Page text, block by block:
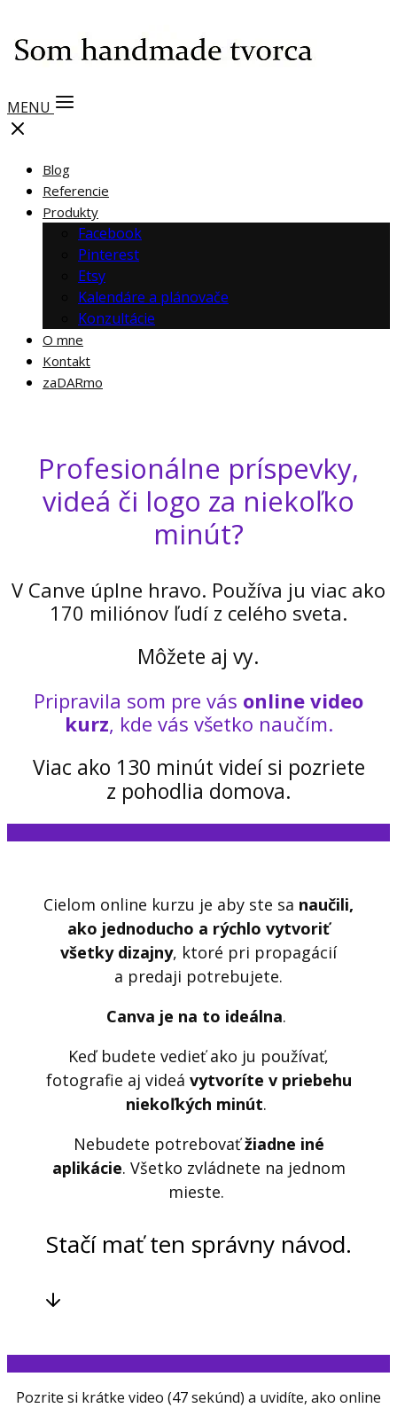
MENU
Blog
Referencie
Produkty
Facebook
Pinterest
Etsy
Kalendáre a plánovače
Konzultácie
O mne
Kontakt
zaDARmo
Profesionálne príspevky,
videá či logo za niekoľko
minút?
V Canve úplne hravo. Používa ju viac ako
170 miliónov ľudí z celého sveta.
Môžete aj vy.
Pripravila som pre vás online video
kurz, kde vás všetko naučím.
Viac ako 130 minút videí si pozriete
z pohodlia domova.
Cielom online kurzu je aby ste sa naučili,
ako jednoducho a rýchlo vytvoriť
všetky dizajny, ktoré pri propagácií
a predaji potrebujete.
Canva je na to ideálna.
Keď budete vedieť ako ju používať,
fotografie aj videá vytvoríte v priebehu
niekoľkých minút.
Nebudete potrebovaťžiadne iné
aplikácie. Všetko zvládnete na jednom
mieste.
Stačí mať ten správny návod.
Pozrite si krátke video (47 sekúnd) a uvidíte, ako online